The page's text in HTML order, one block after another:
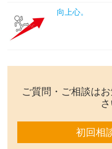
向上心。
ご質問・ご相談は
初回相